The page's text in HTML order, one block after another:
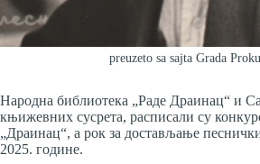
preuzeto sa sajta Grada
Народна библиотека „Раде Драинац“ и
књижевних сусрета, расписали су
„Драинац“, а рок за достављање
2025. године.